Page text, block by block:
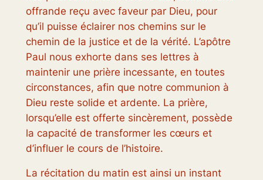
offrande reçu avec faveur par Dieu, pour
qu’il puisse éclairer nos chemins sur le
chemin de la justice et de la vérité. L’apôtre
Paul nous exhorte dans ses lettres à
maintenir une prière incessante, en toutes
circonstances, afin que notre communion à
Dieu reste solide et ardente. La prière,
lorsqu’elle est offerte sincèrement, possède
la capacité de transformer les cœurs et
d’influer le cours de l’histoire.
La récitation du matin est ainsi un instant